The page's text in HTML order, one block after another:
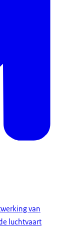
van
luchtvaart